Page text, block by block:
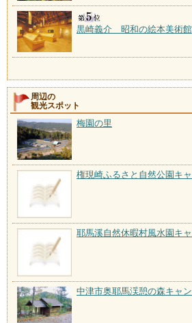
黒崎義介 昭和の絵本美術館
周辺の
観光スポット
梅園の里
権現崎ふるさと自然公園キ
耶馬溪自然休暇村風水園キ
中津市奥耶馬渓憩の森キャ